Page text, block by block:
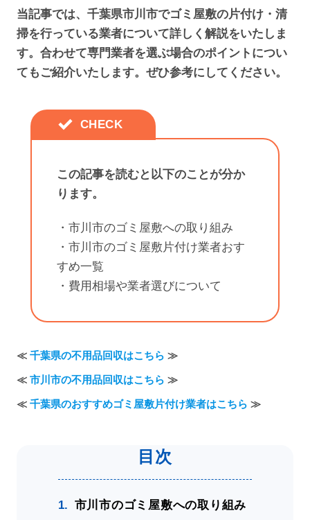
当記事では、千葉県市川市でゴミ屋敷の片付け・清
掃を行っている業者について詳しく解説をいたしま
す。合わせて専門業者を選ぶ場合のポイントについ
てもご紹介いたします。ぜひ参考にしてください。
この記事を読むと以下のことが分か
ります。
・市川市のゴミ屋敷への取り組み
・市川市のゴミ屋敷片付け業者おす
すめ一覧
・費用相場や業者選びについて
≪ 千葉県の不用品回収はこちら ≫
≪ 市川市の不用品回収はこちら ≫
≪ 千葉県のおすすめゴミ屋敷片付け業者はこちら ≫
市川市のゴミ屋敷への取り組み